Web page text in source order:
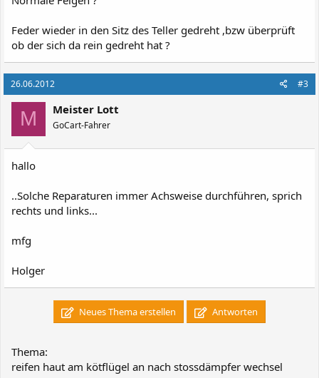
Feder wieder in den Sitz des Teller gedreht ,bzw überprüft
ob der sich da rein gedreht hat ?
26.06.2012 #3
M Meister Lott
GoCart-Fahrer
hallo
..Solche Reparaturen immer Achsweise durchführen, sprich
rechts und links...
mfg
Holger
Neues Thema erstellen Antworten
Thema:
reifen haut am kötflügel an nach stossdämpfer wechsel